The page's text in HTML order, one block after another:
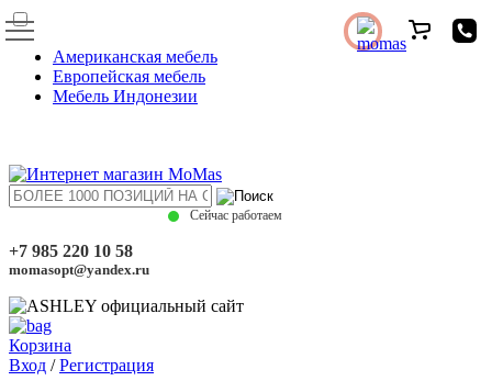
Американская мебель
Европейская мебель
Мебель Индонезии
Сейчас работаем
+7 985 220 10 58
momasopt@yandex.ru
Корзина
Вход /Регистрация